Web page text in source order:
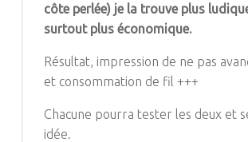
côte perlée)je la trouve plus
surtout plus économique.
Résultat, impression de ne pas
et consommation de fil +++
Chacune pourra tester les deux et
idée.